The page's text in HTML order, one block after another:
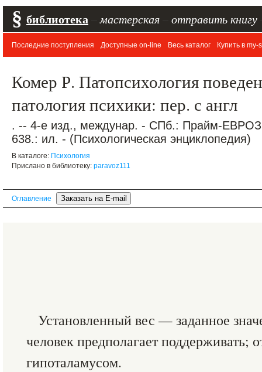
§ библиотека мастерская отправить книгу
Последние поступления Доступные on-line Весь каталог Купить в my-
Комер Р. Патопсихология
патология психики: пер. с англ
. -- 4-е изд., междунар. - СПб.: Прайм-
638.: ил. - (Психологическая энциклопедия)
В каталоге: Психология
Прислано в библиотеку: paravoz111
Оглавление
Установленный вес — заданное
человек предполагает поддерживать;
гипоталамусом.